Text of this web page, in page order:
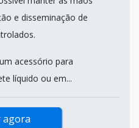
e disseminação de
acessório para
líquido ou em...
agora